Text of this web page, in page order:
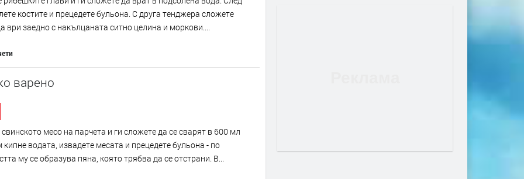
костите и прецедете бульона. С друга тенджера сложете
ври заедно с накълцаната ситно целина и моркови....
варено
месо на парчета и ги сложете да се сварят в 600 мл
водата, извадете месата и прецедете бульона - по
му се образува пяна, която трябва да се отстрани. В...